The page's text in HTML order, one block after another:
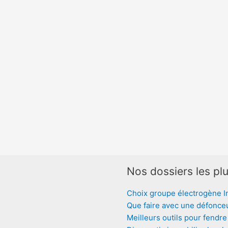
Nos dossiers les
Choix groupe électrogène
Que faire avec une
Meilleurs outils pour